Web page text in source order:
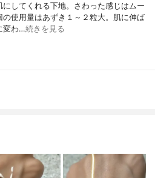
してくれる下地。さわった感じはムー
使用量はあずき１～２粒大。肌に伸ば
変わ…続きを見る